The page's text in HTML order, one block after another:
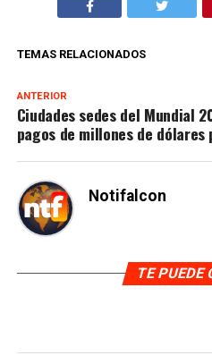
TEMAS RELACIONADOS
ANTERIOR
Ciudades sedes del Mundial
pagos de millones de dólares
Notifalcon
TE PUEDE